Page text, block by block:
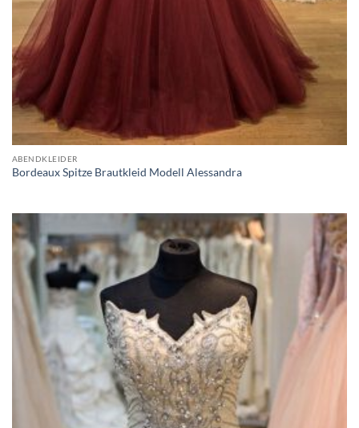
ABENDKLEIDER
Bordeaux Spitze Brautkleid Modell Alessandra